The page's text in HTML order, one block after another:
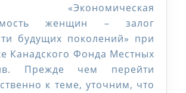
женщин
на
социальное
обеспечение
«Экономическая
женщин – залог
будущих поколений» при
Канадского Фонда Местных
Прежде чем перейти
к теме, уточним, что